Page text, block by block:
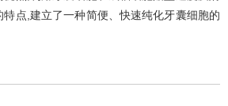
点,建立了一种简便、快速纯化牙囊细胞的